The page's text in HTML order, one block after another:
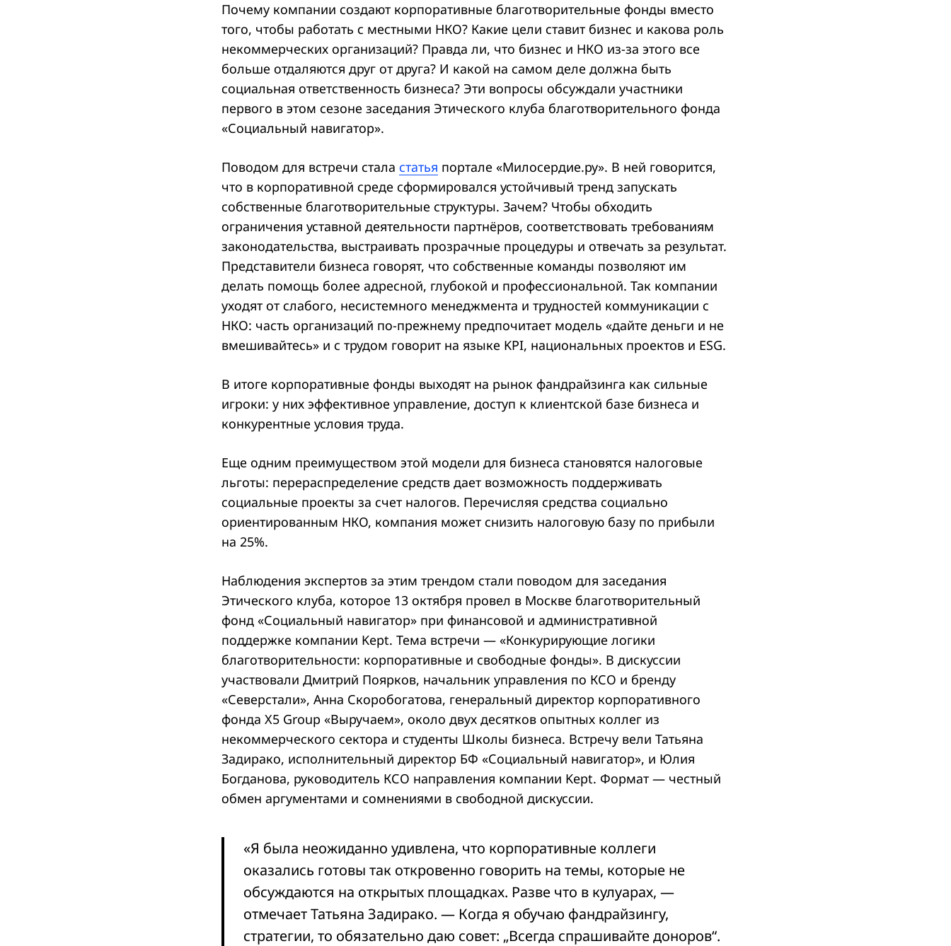
Почему компании создают корпоративные благотворительные фонды вместо
того, чтобы работать с местными НКО? Какие цели ставит бизнес и какова роль
некоммерческих организаций? Правда ли, что бизнес и НКО из-за этого все
больше отдаляются друг от друга? И какой на самом деле должна быть
социальная ответственность бизнеса? Эти вопросы обсуждали участники
первого в этом сезоне заседания Этического клуба благотворительного фонда
«Социальный навигатор».
Поводом для встречи стала статья портале «Милосердие.ру». В ней говорится,
что в корпоративной среде сформировался устойчивый тренд запускать
собственные благотворительные структуры. Зачем? Чтобы обходить
ограничения уставной деятельности партнёров, соответствовать требованиям
законодательства, выстраивать прозрачные процедуры и отвечать за результат.
Представители бизнеса говорят, что собственные команды позволяют им
делать помощь более адресной, глубокой и профессиональной. Так компании
уходят от слабого, несистемного менеджмента и трудностей коммуникации с
НКО: часть организаций по-прежнему предпочитает модель «дайте деньги и не
вмешивайтесь» и с трудом говорит на языке KPI, национальных проектов и ESG.
В итоге корпоративные фонды выходят на рынок фандрайзинга как сильные
игроки: у них эффективное управление, доступ к клиентской базе бизнеса и
конкурентные условия труда.
Еще одним преимуществом этой модели для бизнеса становятся налоговые
льготы: перераспределение средств дает возможность поддерживать
социальные проекты за счет налогов. Перечисляя средства социально
ориентированным НКО, компания может снизить налоговую базу по прибыли
на 25%.
Наблюдения экспертов за этим трендом стали поводом для заседания
Этического клуба, которое 13 октября провел в Москве благотворительный
фонд «Социальный навигатор» при финансовой и административной
поддержке компании Kept. Тема встречи — «Конкурирующие логики
благотворительности: корпоративные и свободные фонды». В дискуссии
участвовали Дмитрий Поярков, начальник управления по КСО и бренду
«Северстали», Анна Скоробогатова, генеральный директор корпоративного
фонда X5 Group «Выручаем», около двух десятков опытных коллег из
некоммерческого сектора и студенты Школы бизнеса. Встречу вели Татьяна
Задирако, исполнительный директор БФ «Социальный навигатор», и Юлия
Богданова, руководитель КСО направления компании Kept. Формат — честный
обмен аргументами и сомнениями в свободной дискуссии.
«Я была неожиданно удивлена, что корпоративные коллеги
оказались готовы так откровенно говорить на темы, которые не
обсуждаются на открытых площадках. Разве что в кулуарах, —
отмечает Татьяна Задирако. — Когда я обучаю фандрайзингу,
стратегии, то обязательно даю совет: „Всегда спрашивайте доноров“.